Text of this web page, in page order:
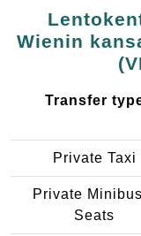
Wienin
Transfer
Private Taxi
Private
Seats